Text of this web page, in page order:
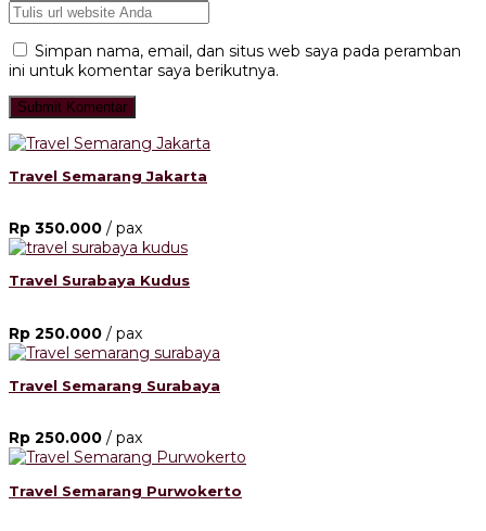
Simpan nama, email, dan situs web saya pada peramban
ini untuk komentar saya berikutnya.
Travel Semarang Jakarta
Rp 350.000 / pax
Travel Surabaya Kudus
Rp 250.000 / pax
Travel Semarang Surabaya
Rp 250.000 / pax
Travel Semarang Purwokerto